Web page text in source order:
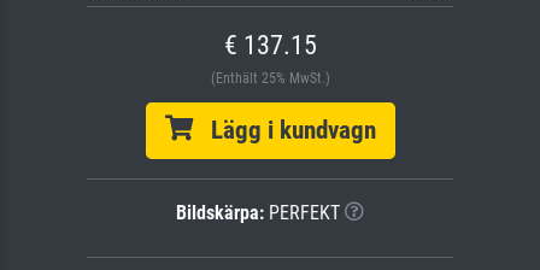
€ 137.15
(Enthält 25% MwSt.)
Lägg i kundvagn
Bildskärpa: PERFEKT